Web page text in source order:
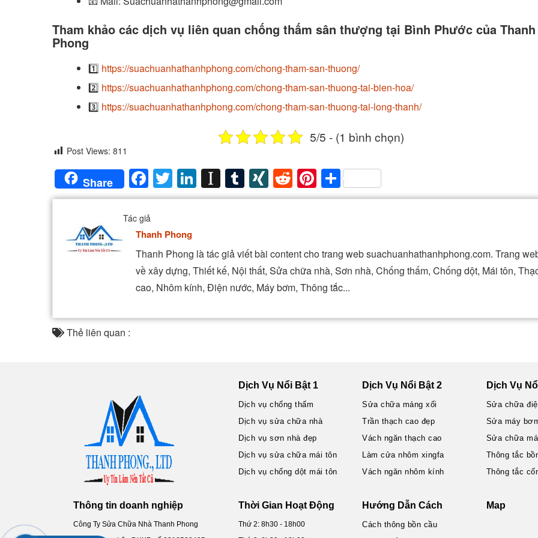
Tham khảo các dịch vụ liên quan chống thấm sân thượng tại Bình Phước của Thanh
Phong
1️⃣ https://suachuanhathanhphong.com/chong-tham-san-thuong/
2️⃣ https://suachuanhathanhphong.com/chong-tham-san-thuong-tai-bien-hoa/
3️⃣ https://suachuanhathanhphong.com/chong-tham-san-thuong-tai-long-thanh/
5/5 - (1 bình chọn)
Post Views: 811
Share Facebook
Twitter
LinkedIn
Instapaper
Tumblr
XINGReddit
Pinterest
Share
Tác giả
Thanh Phong
Thanh Phong là tác giả viết bài content cho trang web suachuanhathanhphong.com. Trang
về xây dựng, Thiết kế, Nội thất, Sửa chữa nhà, Sơn nhà, Chống thấm, Chống dột, Mái tôn,
cao, Nhôm kính, Điện nước, Máy bơm, Thông tắc...
Thẻ liên quan :
Thông tin doanh nghiệp
Công Ty Sửa Chữa Nhà Thanh Phong
Dịch Vụ Nổi Bật 1
Dịch vụ chống thấm
Dịch vụ sửa chữa nhà
Dịch vụ sơn nhà đẹp
Dịch vụ sửa chữa mái tôn
Dịch vụ chống dột mái tôn
Thời Gian Hoạt Động
Thứ 2: 8h30 - 18h00
Dịch Vụ Nổi Bật 2
Sửa chữa máng xối
Trần thạch cao đẹp
Vách ngăn thạch cao
Làm cửa nhôm xingfa
Vách ngăn nhôm kính
Hướng Dẫn Cách
Cách thông bồn cầu
Dịch Vụ
Sửa chữa
Sửa máy
Sửa chữa
Thông tắc
Thông tắc
Map